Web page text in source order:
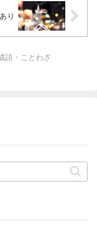
り
語・ことわざ